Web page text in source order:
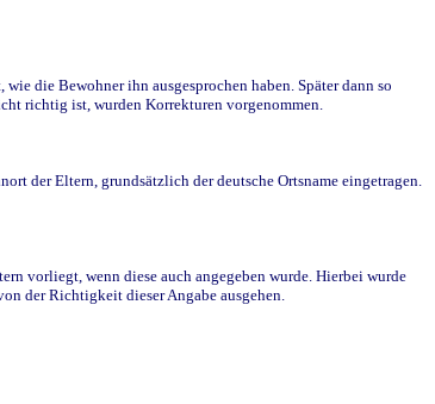
die Bewohner ihn ausgesprochen haben. Später dann so
richtig ist, wurden Korrekturen vorgenommen.
der Eltern, grundsätzlich der deutsche Ortsname eingetragen.
vorliegt, wenn diese auch angegeben wurde. Hierbei wurde
der Richtigkeit dieser Angabe ausgehen.